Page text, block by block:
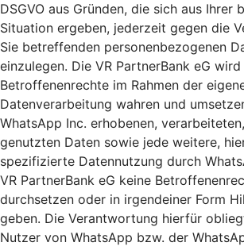
DSGVO aus Gründen, die sich aus Ihrer
Situation ergeben, jederzeit gegen die
Sie betreffenden personenbezogenen
einzulegen. Die VR PartnerBank eG
Betroffenenrechte im Rahmen der
Datenverarbeitung wahren und
WhatsApp Inc. erhobenen,
genutzten Daten sowie jede weitere,
spezifizierte Datennutzung durch
VR PartnerBank eG keine
durchsetzen oder in irgendeiner Form
geben. Die Verantwortung hierfür
Nutzer von WhatsApp bzw. der